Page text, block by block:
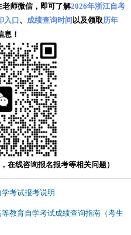
老师微信，即可了解2026年浙江自考
入口 、 成绩查询时间 以及领取历年
息！
在线咨询报名报考等相关问题）
考试报考说明
教育自学考试成绩查询指南（考生